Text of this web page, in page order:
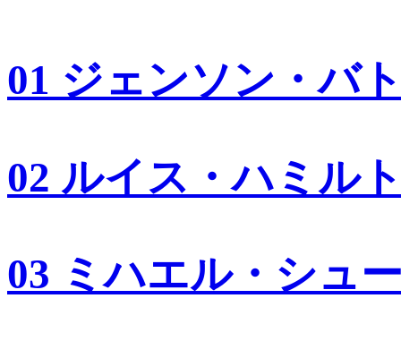
01 ジェンソン・バ
02 ルイス・ハミル
03 ミハエル・シュ